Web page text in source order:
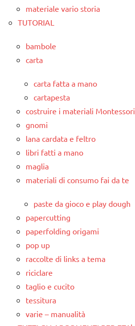
materiale vario storia
TUTORIAL
bambole
carta
carta fatta a mano
cartapesta
costruire i materiali Montessori
gnomi
lana cardata e feltro
libri fatti a mano
maglia
materiali di consumo fai da te
paste da gioco e play dough
papercutting
paperfolding origami
pop up
raccolte di links a tema
riciclare
taglio e cucito
tessitura
varie – manualità